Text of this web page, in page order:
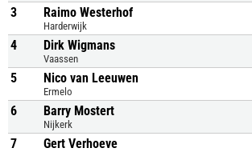
3 Raimo Westerhof
Harderwijk
4 Dirk Wigmans
Vaassen
5 Nico van Leeuwen
Ermelo
6 Barry Mostert
Nijkerk
7 Gert Verhoeve